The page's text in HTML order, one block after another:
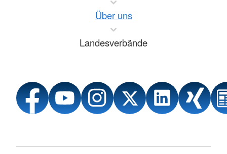
Über uns
Landesverbände